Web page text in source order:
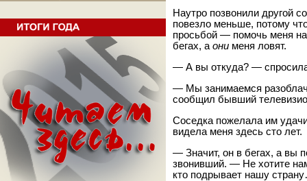
Наутро позвонили другой
повезло меньше, потому
просьбой — помочь меня
бегах, а они меня ловят.
— А вы откуда? —
— Мы занимаемся
сообщил бывший
Соседка пожелала им
видела меня здесь сто лет.
— Значит, он в бегах, а вы
звонивший. — Не хотите
кто подрывает нашу